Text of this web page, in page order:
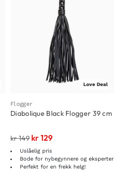
Love Deal
Flogger
Diabolique Black Flogger 39 cm
kr149 kr 129
Uslåelig pris
Bode for nybegynnere og eksperter
Perfekt for en frekk helg!